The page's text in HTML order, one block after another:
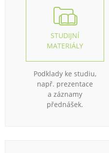
STUDIJNÍ
MATERIÁLY
Podklady ke studiu,
např. prezentace
a záznamy
přednášek.